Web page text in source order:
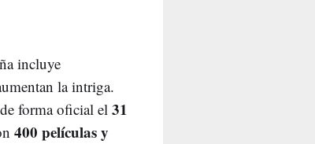
incluye
la intriga.
forma oficial el 31
400 películas y